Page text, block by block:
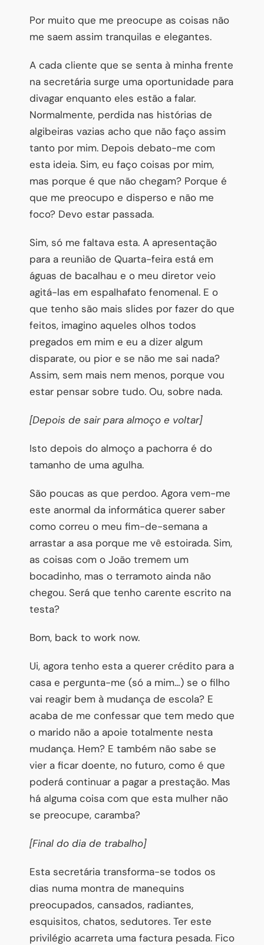
Por muito que me preocupe as coisas não
me saem assim tranquilas e elegantes.
A cada cliente que se senta à minha frente
na secretária surge uma oportunidade para
divagar enquanto eles estão a falar.
Normalmente, perdida nas histórias de
algibeiras vazias acho que não faço assim
tanto por mim. Depois debato-me com
esta ideia. Sim, eu faço coisas por mim,
mas porque é que não chegam? Porque é
que me preocupo e disperso e não me
foco? Devo estar passada.
Sim, só me faltava esta. A apresentação
para a reunião de Quarta-feira está em
águas de bacalhau e o meu diretor veio
agitá-las em espalhafato fenomenal. E o
que tenho são mais slides por fazer do que
feitos, imagino aqueles olhos todos
pregados em mim e eu a dizer algum
disparate, ou pior e se não me sai nada?
Assim, sem mais nem menos, porque vou
estar pensar sobre tudo. Ou, sobre nada.
[Depois de sair para almoço e voltar]
Isto depois do almoço a pachorra é do
tamanho de uma agulha.
São poucas as que perdoo. Agora vem-me
este anormal da informática querer saber
como correu o meu fim-de-semana a
arrastar a asa porque me vê estoirada. Sim,
as coisas com o João tremem um
bocadinho, mas o terramoto ainda não
chegou. Será que tenho carente escrito na
testa?
Bom, back to work now.
Ui, agora tenho esta a querer crédito para a
casa e pergunta-me (só a mim…) se o filho
vai reagir bem à mudança de escola? E
acaba de me confessar que tem medo que
o marido não a apoie totalmente nesta
mudança. Hem? E também não sabe se
vier a ficar doente, no futuro, como é que
poderá continuar a pagar a prestação. Mas
há alguma coisa com que esta mulher não
se preocupe, caramba?
[Final do dia de trabalho]
Esta secretária transforma-se todos os
dias numa montra de manequins
preocupados, cansados, radiantes,
esquisitos, chatos, sedutores. Ter este
privilégio acarreta uma factura pesada. Fico